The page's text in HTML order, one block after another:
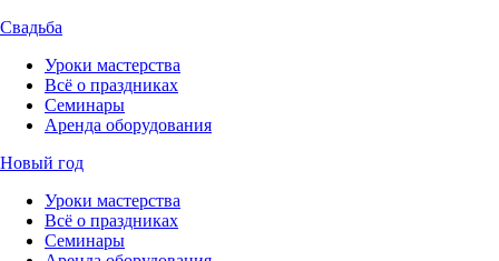
Свадьба
Уроки мастерства
Всё о праздниках
Семинары
Аренда оборудования
Новый год
Уроки мастерства
Всё о праздниках
Семинары